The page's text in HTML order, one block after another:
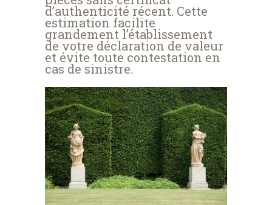
d’authenticité récent. Cette
estimation facilite
grandement l’établissement
de votre déclaration de valeur
et évite toute contestation en
cas de sinistre.